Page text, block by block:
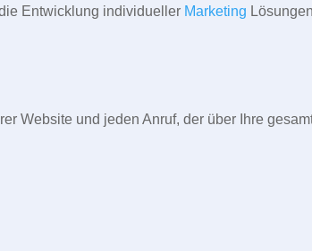
Entwicklung individueller Marketing
Website und jeden Anruf, der über Ihre